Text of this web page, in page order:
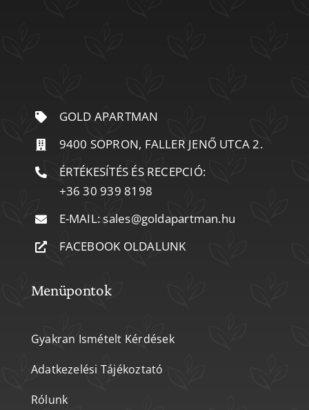
GOLD APARTMAN
9400 SOPRON, FALLER JENŐ UTCA 2.
ÉRTÉKESÍTÉS ÉS RECEPCIÓ:
+36 30 939 8198
E-MAIL:sales@goldapartman.hu
FACEBOOK OLDALUNK
Menüpontok
Gyakran Ismételt Kérdések
Adatkezelési Tájékoztató
Rólunk